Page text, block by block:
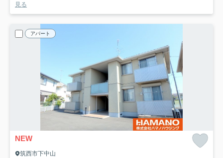
見る
アパート
NEW
筑西市下中山